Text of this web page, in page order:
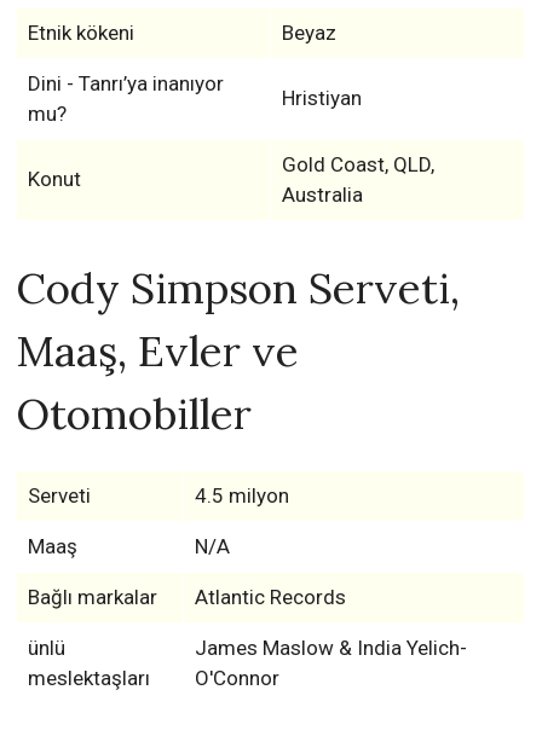
Etnik kökeni Beyaz
Dini - Tanrı’ya inanıyor
mu?
Hristiyan
Konut
Gold Coast, QLD,
Australia
Cody Simpson Serveti,
Maaş, Evler ve
Otomobiller
Serveti 4.5 milyon
Maaş N/A
Bağlı markalar Atlantic Records
ünlü
meslektaşları
James Maslow & India Yelich-
O'Connor